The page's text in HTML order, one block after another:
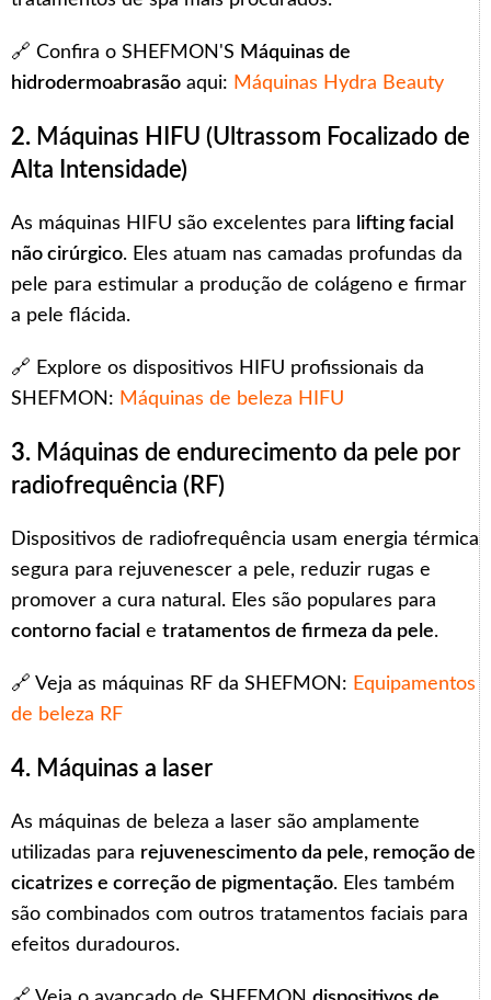
🔗 Confira o SHEFMON'S Máquinas de
hidrodermoabrasão aqui: Máquinas Hydra Beauty
2. Máquinas HIFU (Ultrassom Focalizado de
Alta Intensidade)
As máquinas HIFU são excelentes para
lifting facial
não cirúrgico. Eles atuam nas camadas profundas da
pele para estimular a produção de colágeno e firmar
a pele flácida.
🔗 Explore os dispositivos HIFU profissionais da
SHEFMON: Máquinas de beleza HIFU
3. Máquinas de endurecimento da pele por
radiofrequência (RF)
Dispositivos de radiofrequência usam energia térmica
segura para rejuvenescer a pele, reduzir rugas e
promover a cura natural. Eles são populares para
contorno facial e tratamentos de firmeza da pele.
🔗 Veja as máquinas RF da SHEFMON: Equipamentos
de beleza RF
4. Máquinas a laser
As máquinas de beleza a laser são amplamente
utilizadas para rejuvenescimento da pele, remoção de
cicatrizes e correção de pigmentação. Eles também
são combinados com outros tratamentos faciais para
efeitos duradouros.